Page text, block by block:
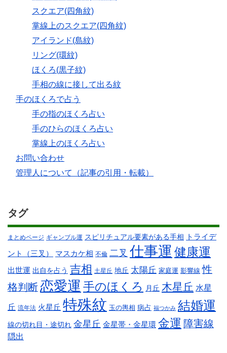
スクエア(四角紋)
掌線上のスクエア(四角紋)
アイランド(島紋)
リング(環紋)
ほくろ(黒子紋)
手相の線に接して出る紋
手のほくろで占う
手の指のほくろ占い
手のひらのほくろ占い
掌線上のほくろ占い
お問い合わせ
管理人について（記事の引用・転載）
タグ
まとめページ ギャンブル運 スピリチュアル要素がある手相 トライデ
ント（三叉） マスカケ相 不倫 二叉 仕事運 健康運
出世運 出自を占う 吉相 土星丘 地丘 太陽丘 家庭運 影響線 性
格判断恋愛運 手のほくろ 月丘 木星丘 水星
丘 流年法 火星丘 特殊紋 玉の輿相 病占 福つかみ 結婚運
線の切れ目・途切れ 金星丘 金星帯・金星環 金運 障害線
隠出